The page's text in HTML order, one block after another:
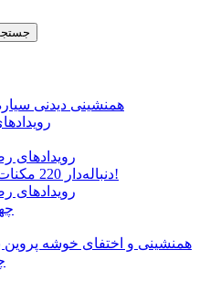
همنشینی دیدنی
رویدادهای
رویدادهای رصدی 23 تا 31
دنباله‌دار 220 مکنات 8000 برابر درخشان شد!
رویدادهای رصدی 16 تا 22
همنشینی و اختفای خوشه پروین با ماه - 30